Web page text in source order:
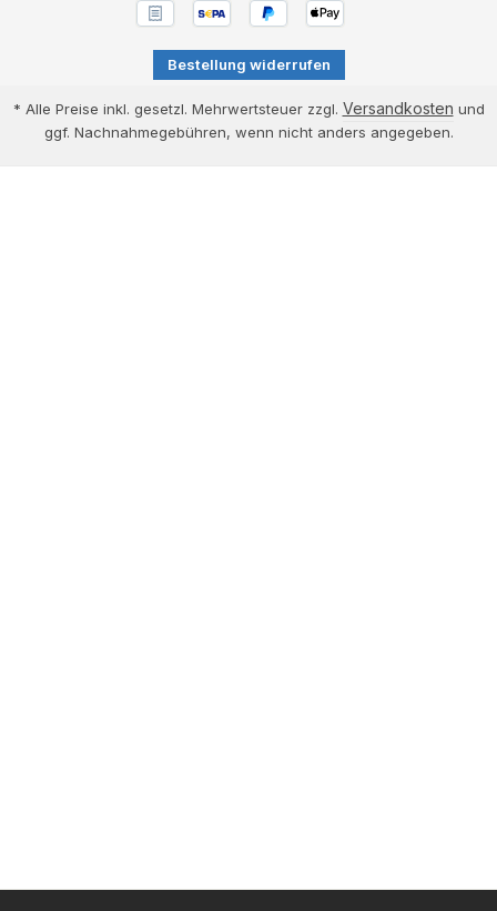
Bestellung widerrufen
* Alle Preise inkl. gesetzl. Mehrwertsteuer zzgl. Versandkosten und
ggf. Nachnahmegebühren, wenn nicht anders angegeben.